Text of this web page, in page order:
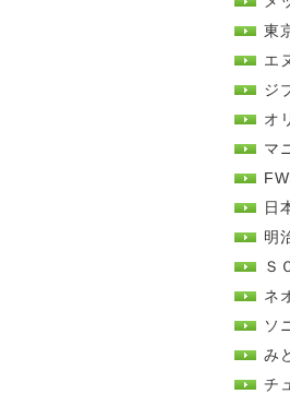
東
エ
ジ
オ
マ
日
明
Ｓ
ネ
ソ
み
チ